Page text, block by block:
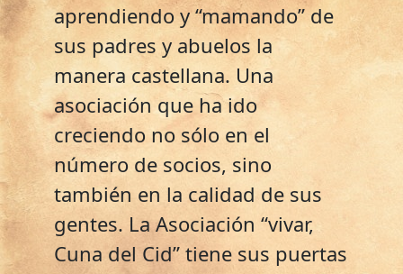
aprendiendo y “mamando” de
sus padres y abuelos la
manera castellana. Una
asociación que ha ido
creciendo no sólo en el
número de socios, sino
también en la calidad de sus
gentes. La Asociación “vivar,
Cuna del Cid” tiene sus puertas